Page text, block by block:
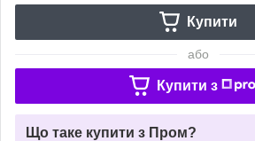
Купити
або
Купити з
Що таке купити з Пром?